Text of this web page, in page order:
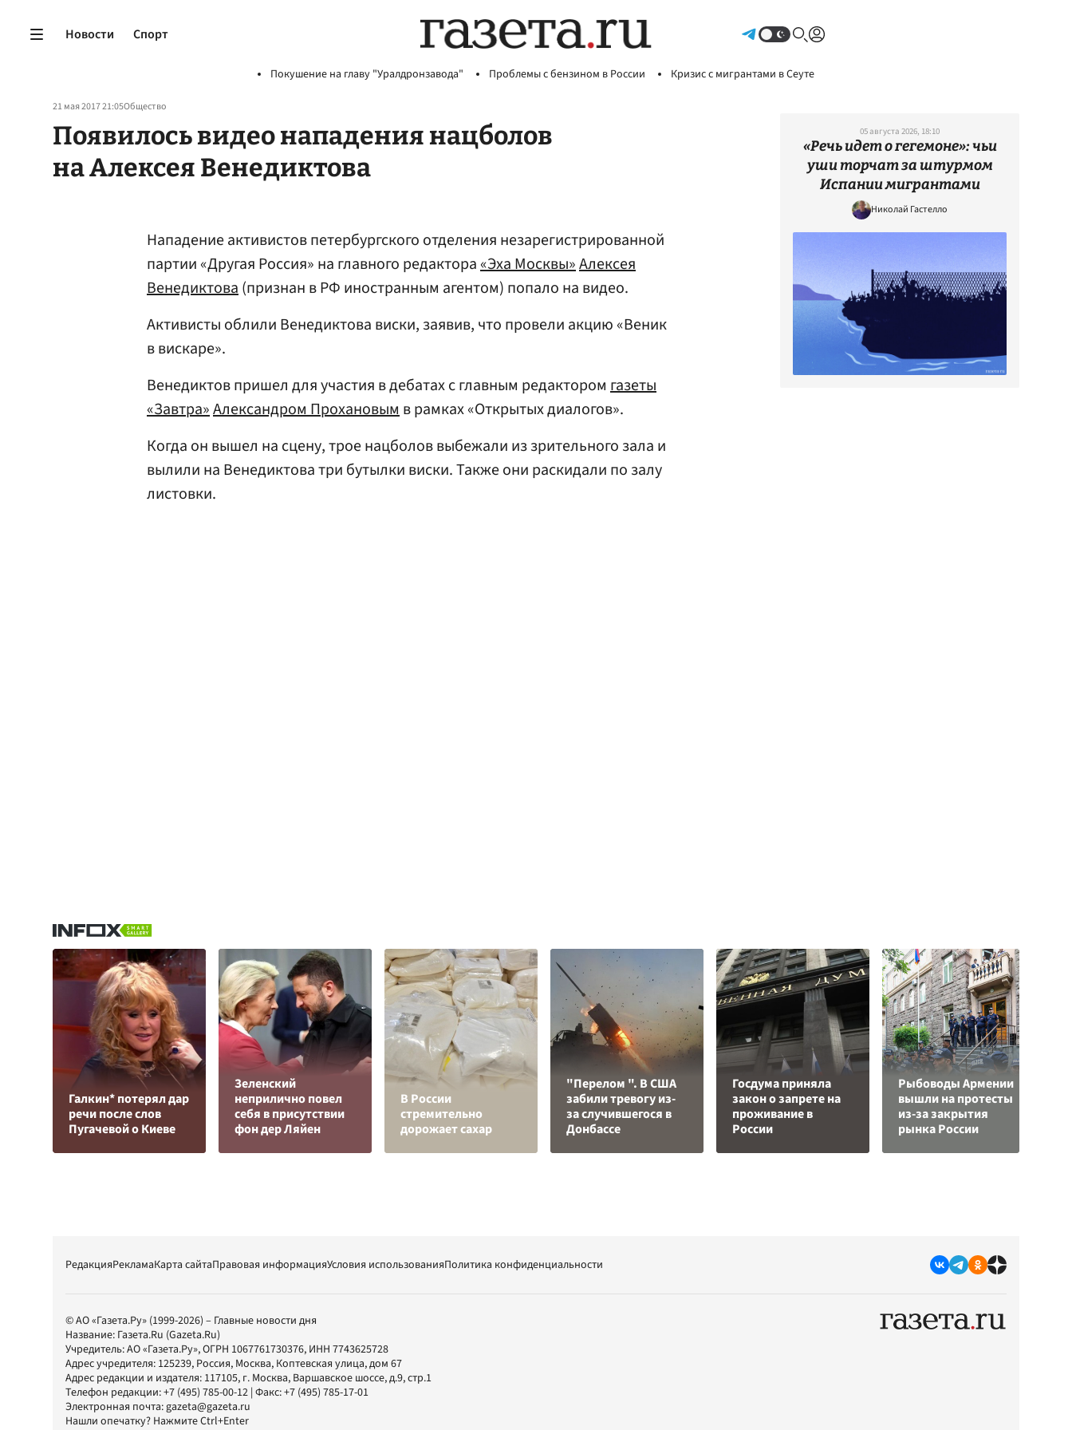
Новости Спорт
Покушение на главу "Уралдронзавода" Проблемы с бензином в России Кризис с мигрантами в Сеуте
21 мая 2017 21:05Общество
Появилось видео нападения нацболов
на Алексея Венедиктова
Нападение активистов петербургского отделения незарегистрированной
партии «Другая Россия» на главного редактора«Эха Москвы»Алексея
Венедиктова(признан в РФ иностранным агентом) попало на видео.
Активисты облили Венедиктова виски, заявив, что провели акцию «Веник
в вискаре».
Венедиктов пришел для участия в дебатах с главным редактором газеты
«Завтра»Александром Прохановымв рамках «Открытых диалогов».
Когда он вышел на сцену, трое нацболов выбежали из зрительного зала и
вылили на Венедиктова три бутылки виски. Также они раскидали по залу
листовки.
05 августа 2026, 18:10
«Речь идет о гегемоне»: чьи
уши торчат за штурмом
Испании мигрантами
Николай Гастелло
Галкин* потерял дар
речи после слов
Пугачевой о Киеве
Зеленский
неприлично повел
cебя в присутствии
фон дер Ляйен
В России
стремительно
дорожает сахар
"Перелом ". В США
забили тревогу из-
за случившегося в
Донбассе
Госдума приняла
закон о запрете на
проживание в
России
Рыбоводы Армении
вышли на протесты
из-за закрытия
рынка России
РедакцияРекламаКарта сайтаПравовая информацияУсловия использованияПолитика конфиденциальности
© АО «Газета.Ру» (1999-2026) – Главные новости дня
Название: Газета.Ru (Gazeta.Ru)
Учредитель:АО «Газета.Ру», ОГРН 1067761730376, ИНН 7743625728
Адрес учредителя: 125239, Россия, Москва, Коптевская улица, дом 67
Адрес редакции и издателя: 117105, г. Москва, Варшавское шоссе, д.9, стр.1
Телефон редакции:+7 (495) 785-00-12 | Факс:+7 (495) 785-17-01
Электронная почта:gazeta@gazeta.ru
Нашли опечатку? Нажмите Ctrl+Enter